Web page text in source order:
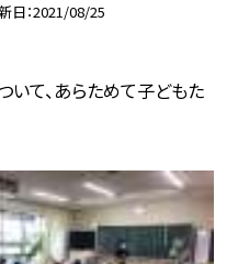
日 2021/08/25
て、あらためて子どもた